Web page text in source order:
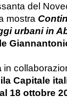
del
mostra
urbani in
in
Capitale
18 ottobre